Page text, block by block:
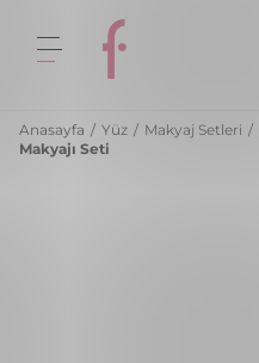
Anasayfa / Yüz / Makyaj Setleri /
Makyajı Seti